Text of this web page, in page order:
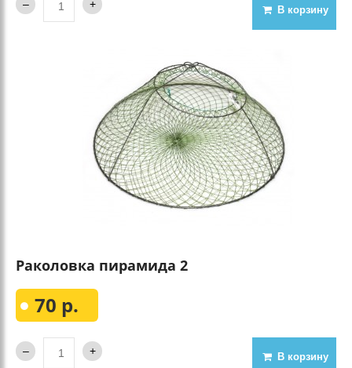
В корзину
Раколовка пирамида 2
70 р.
В корзину